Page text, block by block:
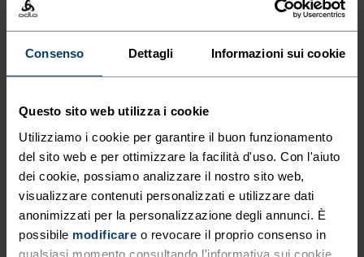
Consenso Dettagli Informazioni sui cookie
Questo sito web utilizza i cookie
Utilizziamo i cookie per garantire il buon funzionamento
del sito web e per ottimizzare la facilità d'uso. Con l'aiuto
dei cookie, possiamo analizzare il nostro sito web,
visualizzare contenuti personalizzati e utilizzare dati
anonimizzati per la personalizzazione degli annunci. È
possibile modificare o revocare il proprio consenso in
qualsiasi momento consultando l'informativa sui cookie
QUALSIASI CONDIZIONE.
Parcheggi, spegni l’auto, ti guardi intorno: in giro
non c’è ancora nessuno. Inizi a correre e sai che
oggi darai un po’ più di ieri. I leggings running
Odlo Essentials 3/4 sono caldi, comodi e